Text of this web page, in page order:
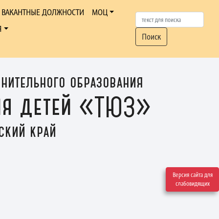
Версия сайта для
слабовидящих
образования
детей «ТЮЗ»
край
ВАКАНТНЫЕ ДОЛЖНОСТИ
МОЦ
Поиск